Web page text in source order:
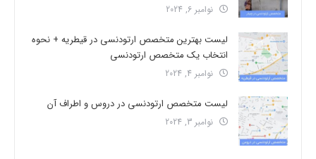
نوامبر 6, 2024
لیست بهترین متخصص ارتودنسی در قیطریه + نحوه
انتخاب یک متخصص ارتودنسی
نوامبر 4, 2024
لیست متخصص ارتودنسی در دروس و اطراف آن
نوامبر 3, 2024